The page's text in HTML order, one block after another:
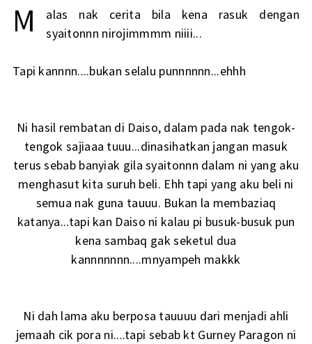
M
alas nak cerita bila kena rasuk dengan
syaitonnn nirojimmmm niiii...
Tapi kannnn....bukan selalu punnnnnn...ehhh
Ni hasil rembatan di Daiso, dalam pada nak tengok-
tengok sajiaaa tuuu...dinasihatkan jangan masuk
terus sebab banyiak gila syaitonnn dalam ni yang aku
menghasut kita suruh beli. Ehh tapi yang aku beli ni
semua nak guna tauuu. Bukan la membaziaq
katanya...tapi kan Daiso ni kalau pi busuk-busuk pun
kena sambaq gak seketul dua
kannnnnnn....mnyampeh makkk
Ni dah lama aku berposa tauuuu dari menjadi ahli
jemaah cik pora ni....tapi sebab kt Gurney Paragon ni